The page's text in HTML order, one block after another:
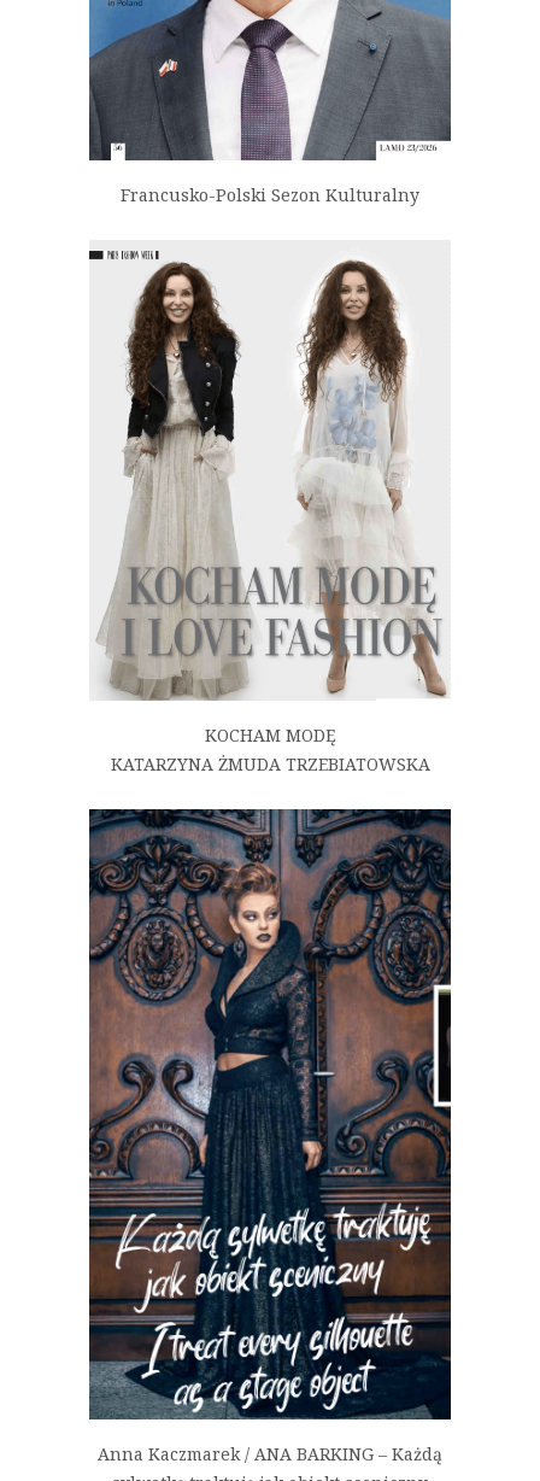
Francusko-Polski Sezon Kulturalny
KOCHAM MODĘ
KATARZYNA ŻMUDA TRZEBIATOWSKA
Anna Kaczmarek / ANA BARKING – Każdą